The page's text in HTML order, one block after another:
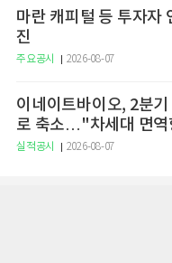
마란 캐피털 등 투자자
진
주요공시 2026-08-07
이네이트바이오, 2분
로 축소…"차세대 면역
실적공시 2026-08-07